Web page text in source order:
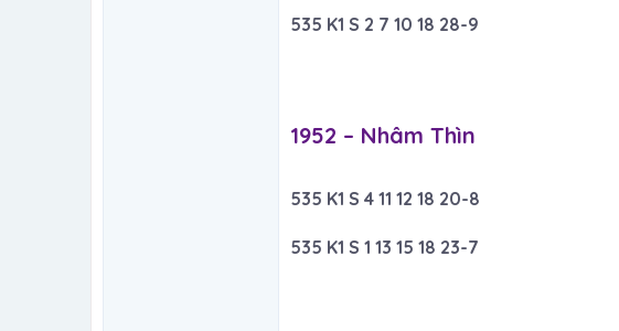
535 K1 S 2 7 10 18 28-9
1952 – Nhâm Thìn​
535 K1 S 4 11 12 18 20-8
535 K1 S 1 13 15 18 23-7